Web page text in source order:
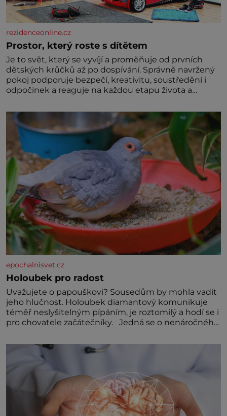
rezidenceonline.cz
Prostor, který roste s dítětem
Je to svět, který se vyvíjí a proměňuje od prvních
dětských krůčků až po dospívání. Správně navržený
pokoj podporuje bezpečí, kreativitu, soustředění i
odpočinek a reaguje na každou etapu života a
jednoduchost, měkkost a bezpečí, proto by pokoj
miminka měl působit především klidně a útulně.
Předškolní věk je
epochalnisvet.cz
Holoubek pro radost
Uvažujete o papouškovi? Sousedům by mohla vadit
jeho hlučnost. Holoubek diamantový komunikuje
téměř neslyšitelným pípáním, je roztomilý a hodí se i
pro chovatele začátečníky. Jedná se o nenáročného
Hodně času tráví na zemi, kde sbírá zbytky semínek
Jeho domovinou je prakticky celá Austrálie s
výjimkou pobřežní oblasti.